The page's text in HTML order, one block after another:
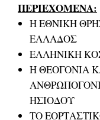
ΠΕΡΙΕΧΟΜΕΝΑ:
Η ΕΘΝΙΚΗ
ΕΛΛΑΔΟΣ
ΕΛΛΗΝΙΚΗ
Η ΘΕΟΓΟΝΙΑ
ΗΣΙΟΔΟΥ
ΤΟ